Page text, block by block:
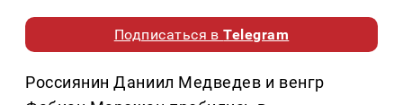
Подписаться вTelegram
Россиянин Даниил Медведев и венгр